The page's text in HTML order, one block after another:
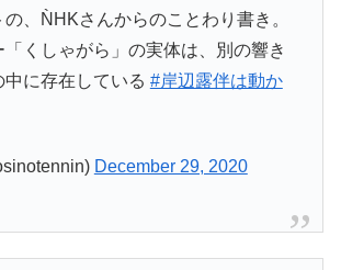
、ǸHKさんからのことわり書き。
「くしゃがら」の実体は、別の響き
中に存在している #岸辺露伴は動か
December 29, 2020